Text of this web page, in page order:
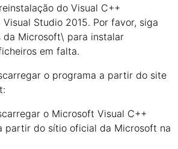
do Visual C++
Studio 2015. Por favor, siga
da Microsoft\ para instalar
em falta.
o programa a partir do site
o Microsoft Visual C++
partir do sítio oficial da Microsoft na